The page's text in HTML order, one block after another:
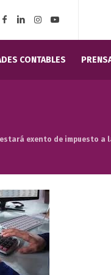
CONTABLES
exento de impuesto